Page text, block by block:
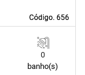
Código. 656
Código. 656
0
banho(s)